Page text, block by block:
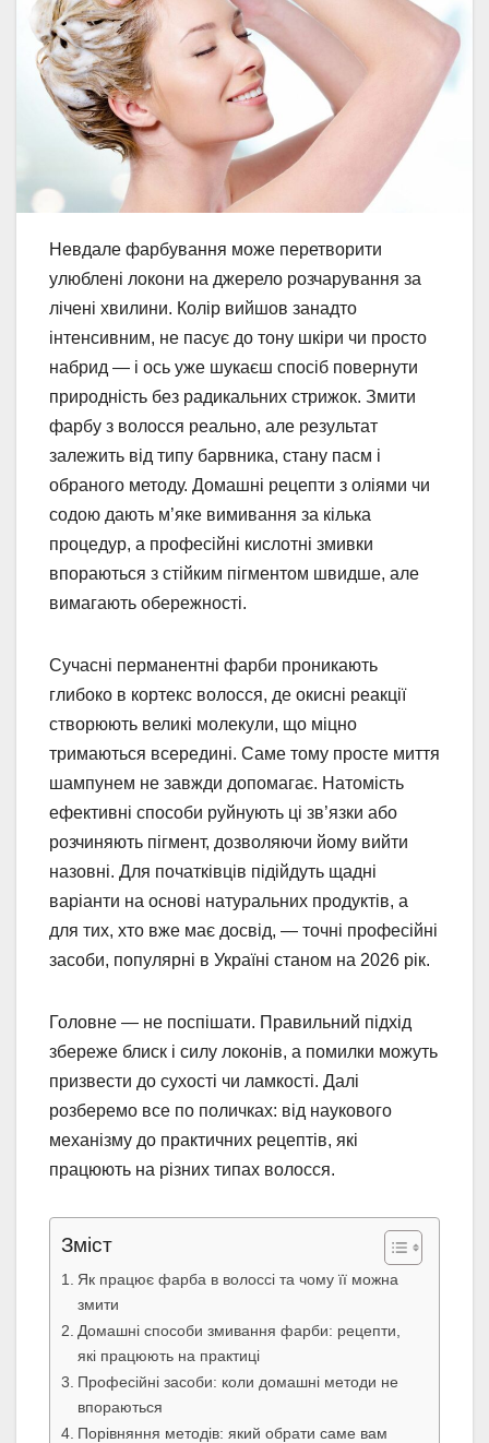
Невдале фарбування може перетворити
улюблені локони на джерело розчарування за
лічені хвилини. Колір вийшов занадто
інтенсивним, не пасує до тону шкіри чи просто
набрид — і ось уже шукаєш спосіб повернути
природність без радикальних стрижок. Змити
фарбу з волосся реально, але результат
залежить від типу барвника, стану пасм і
обраного методу. Домашні рецепти з оліями чи
содою дають м’яке вимивання за кілька
процедур, а професійні кислотні змивки
впораються з стійким пігментом швидше, але
вимагають обережності.
Сучасні перманентні фарби проникають
глибоко в кортекс волосся, де окисні реакції
створюють великі молекули, що міцно
тримаються всередині. Саме тому просте миття
шампунем не завжди допомагає. Натомість
ефективні способи руйнують ці зв’язки або
розчиняють пігмент, дозволяючи йому вийти
назовні. Для початківців підійдуть щадні
варіанти на основі натуральних продуктів, а
для тих, хто вже має досвід, — точні професійні
засоби, популярні в Україні станом на 2026 рік.
Головне — не поспішати. Правильний підхід
збереже блиск і силу локонів, а помилки можуть
призвести до сухості чи ламкості. Далі
розберемо все по поличках: від наукового
механізму до практичних рецептів, які
працюють на різних типах волосся.
Зміст
Як працює фарба в волоссі та чому її можна
змити
Домашні способи змивання фарби: рецепти,
які працюють на практиці
Професійні засоби: коли домашні методи не
впораються
Порівняння методів: який обрати саме вам